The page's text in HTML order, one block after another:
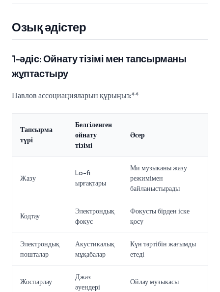
Озық әдістер
1-әдіс: Ойнату тізімі мен тапсырманы
жұптастыру
Павлов ассоциацияларын құрыңыз:**
Тапсырма
түрі
Белгіленген
ойнату
тізімі
Әсер
Жазу
Lo-fi
ырғақтары
Ми музыканы жазу
режимімен
байланыстырады
Кодтау
Электрондық
фокус
Фокусты бірден іске
қосу
Электрондық
пошталар
Акустикалық
мұқабалар
Күн тәртібін жағымды
етеді
Жоспарлау
Джаз
әуендері
Ойлау музыкасы